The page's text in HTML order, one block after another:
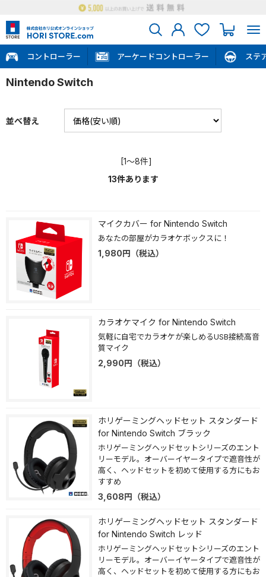
コントローラー アーケードコントローラー ステ
Nintendo Switch
並べ替え
[1～8件]
13件あります
マイクカバー for Nintendo Switch
あなたの部屋がカラオケボックスに！
1,980円 （税込）
カラオケマイク for Nintendo Switch
気軽に自宅でカラオケが楽しめるUSB接続高音
質マイク
2,990円 （税込）
ホリゲーミングヘッドセット スタンダード
for Nintendo Switch ブラック
ホリゲーミングヘッドセットシリーズのエント
リーモデル。オーバーイヤータイプで遮音性が
高く、ヘッドセットを初めて使用する方にもお
すすめ
3,608円 （税込）
ホリゲーミングヘッドセット スタンダード
for Nintendo Switch レッド
ホリゲーミングヘッドセットシリーズのエント
リーモデル。オーバーイヤータイプで遮音性が
高く、ヘッドセットを初めて使用する方にもお